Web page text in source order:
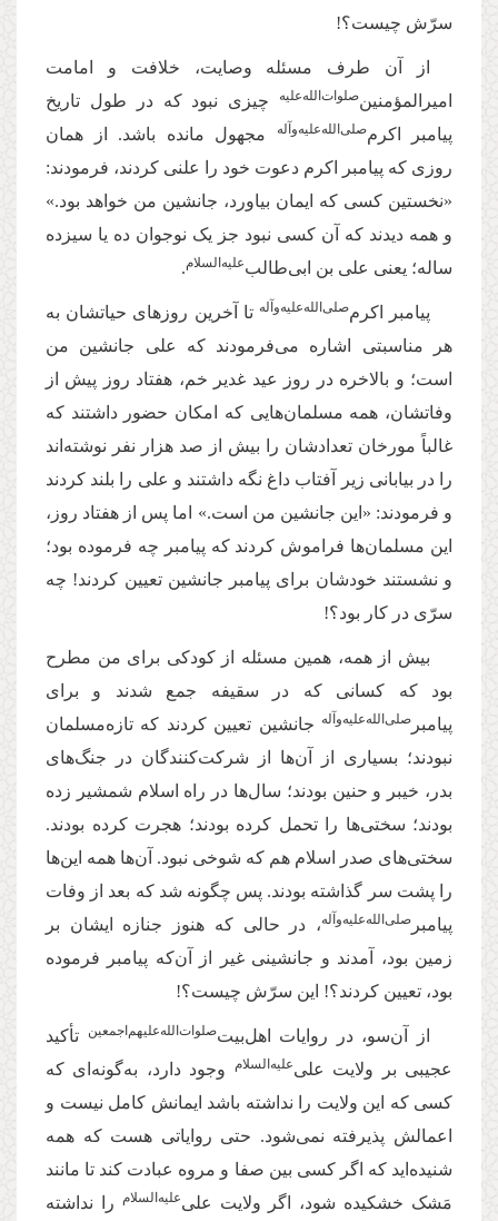
سرّش چیست؟!
از آن طرف مسئله وصایت، خلافت و امامت
امیرالمؤمنین‌صلوات‌‌الله‌‌عليه
چیزی نبود که در طول تاریخ
پیامبر اکرم‌‌صلی‌‌الله‌‌علیه‌‌و‌آله
مجهول مانده باشد. از همان
روزی که پیامبر اکرم دعوت خود را علنی کردند، فرمودند:
«نخستین کسی که ایمان بیاورد، جانشین من خواهد بود.»
و همه دیدند که آن کسی نبود جز یک نوجوان ده یا سیزده
ساله؛ یعنی علی بن ابی‌طالب‌علیه‌‌السلام.
پیامبر اکرم‌‌صلی‌‌الله‌‌علیه‌‌و‌آله تا آخرین روزهای حیاتشان به
هر مناسبتی اشاره می‌فرمودند که علی جانشین من
است؛ و بالاخره در روز عید غدیر خم، هفتاد روز پیش از
وفاتشان، همه مسلمان‌هایی که امکان حضور داشتند که
غالباً مورخان تعدادشان را بیش از صد هزار نفر نوشته‌اند
را در بیابانی زیر آفتاب داغ نگه داشتند و علی را بلند کردند
و فرمودند: «این جانشین من است.» اما پس از هفتاد روز،
این مسلمان‌ها فراموش کردند که پیامبر چه فرموده بود؛
و نشستند خودشان برای پیامبر جانشین تعیین کردند! چه
سرّی در کار بود؟!
بیش از همه، همین مسئله از کودکی برای من مطرح
بود که کسانی که در سقیفه جمع شدند و برای
پیامبر صلی‌‌الله‌‌علیه‌‌و‌آله جانشین تعیین کردند که تازه‌مسلمان
نبودند؛ بسیاری از آن‌ها از شرکت‌کنندگان در جنگ‌های
بدر، خیبر و حنین بودند؛ سال‌ها در راه اسلام شمشیر زده
بودند؛ سختی‌ها را تحمل کرده بودند؛ هجرت کرده بودند.
سختی‌های صدر اسلام هم که شوخی نبود. آن‌ها همه این‌ها
را پشت سر گذاشته بودند. پس چگونه شد که بعد از وفات
پیامبر صلی‌‌الله‌‌علیه‌‌و‌آله، در حالی که هنوز جنازه ایشان بر
زمین بود، آمدند و جانشینی غیر از آن‌که پیامبر فرموده
بود، تعیین کردند؟! این سرّش چیست؟!
از آن‌سو، در روایات اهل‌بیت‌صلوات‌‌الله‌‌عليهم‌‌اجمعين
تأکید
عجیبی بر ولایت علی‌علیه‌‌السلام
وجود دارد، به‌گونه‌ای که
کسی که این ولایت را نداشته باشد ایمانش کامل نیست و
اعمالش پذیرفته نمی‌شود. حتی روایاتی هست که همه
شنیده‌اید که اگر کسی بین صفا و مروه عبادت کند تا مانند
مَشک خشکیده شود، اگر ولایت علی‌علیه‌‌السلام
را نداشته